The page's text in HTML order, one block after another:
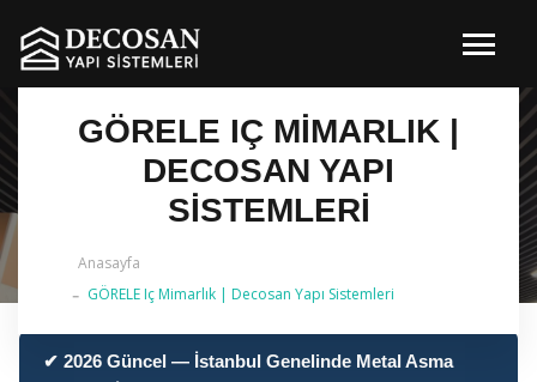
GÖRELE IÇ MIMARLIK |
DECOSAN YAPI
SISTEMLERI
Anasayfa
GÖRELE Iç Mimarlık | Decosan Yapı Sistemleri
✔ 2026 Güncel — İstanbul Genelinde Metal Asma